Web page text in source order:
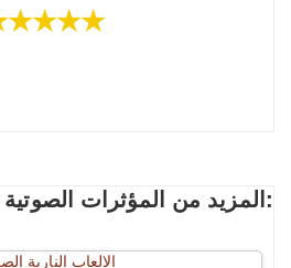
المزيد من المؤثرات الصوتية:
الالعاب النارية